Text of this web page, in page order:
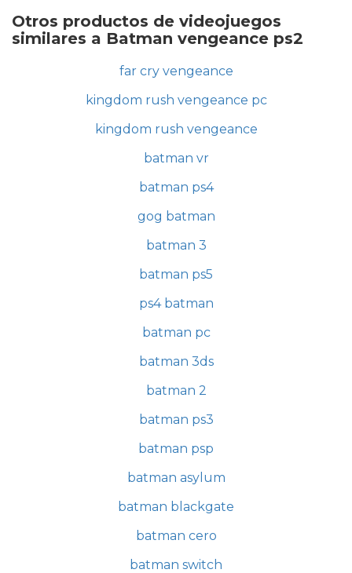
Otros productos de videojuegos
similares a Batman vengeance ps2
far cry vengeance
kingdom rush vengeance pc
kingdom rush vengeance
batman vr
batman ps4
gog batman
batman 3
batman ps5
ps4 batman
batman pc
batman 3ds
batman 2
batman ps3
batman psp
batman asylum
batman blackgate
batman cero
batman switch